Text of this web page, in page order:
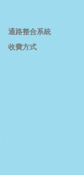
通路整合系統
收費方式